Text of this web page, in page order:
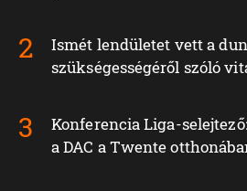
Ismét lendületet vett a
szükségességéről szóló
Konferencia Liga-
a DAC a Twente